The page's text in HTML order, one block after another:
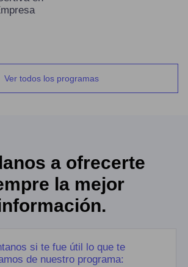
Ver todos los programas
a ofrecerte
la mejor
si te fue útil lo que te
de nuestro programa: